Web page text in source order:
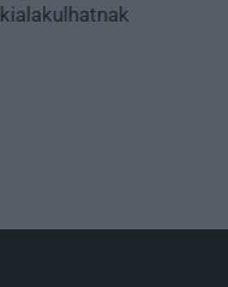
kialakulhatnak